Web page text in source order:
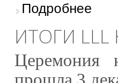
Подробнее
ИТОГИ
Церемония